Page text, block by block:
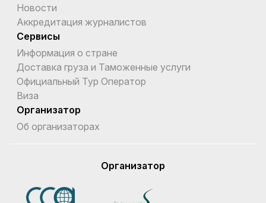
Новости
Аккредитация журналистов
Сервисы
Информация о стране
Доставка груза и Таможенные услуги
Официальный Тур Оператор
Виза
Организатор
Об организаторах
Организатор